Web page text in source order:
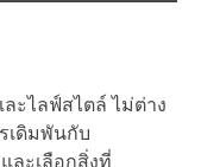
ละไลฟ์สไตล์ ไม่ต่าง
เดิมพันกับ
ละเลือกสิ่งที่